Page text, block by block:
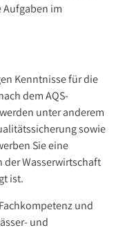
im
Kenntnisse für die
dem AQS-
unter anderem
sowie
Sie eine
Wasserwirtschaft
ist.
und
und